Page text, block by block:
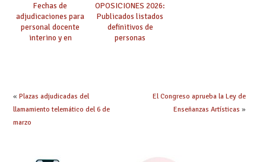
Fechas de
adjudicaciones para
personal docente
interino y en
OPOSICIONES 2026:
Publicados listados
definitivos de
personas
« Plazas adjudicadas del
llamamiento telemático del 6 de
marzo
El Congreso aprueba la Ley de
Enseñanzas Artísticas »